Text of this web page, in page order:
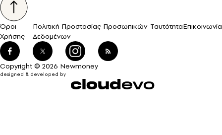
Όροι
Χρήσης
Πολιτική Προστασίας Προσωπικών
Δεδομένων
ΤαυτότηταΕπικοινωνία
Copyright © 2026 Newmoney
designed & developed by